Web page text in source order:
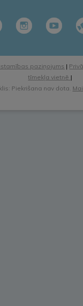
paziņojums |
tīmekļa vietnē |
Piekrišana nav dota.